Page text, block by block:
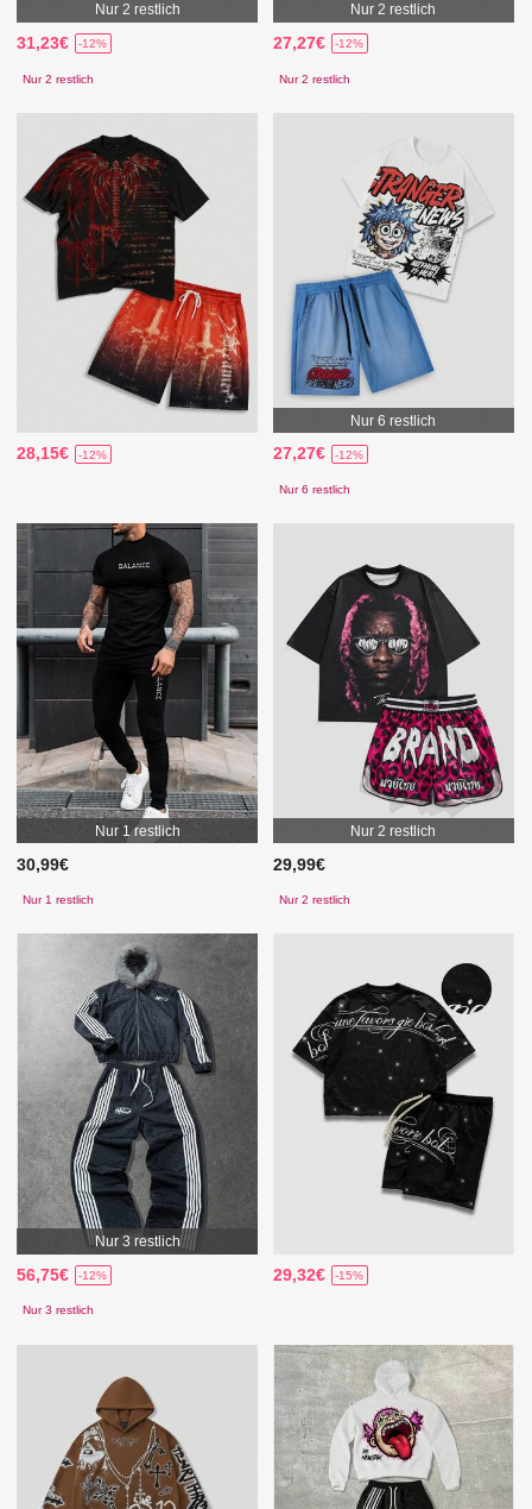
Nur 2 restlich
31,23€ -12%
Nur 2 restlich
Nur 2 restlich
27,27€ -12%
Nur 2 restlich
28,15€ -12%
Nur 6 restlich
27,27€ -12%
Nur 6 restlich
Nur 1 restlich
30,99€
Nur 1 restlich
Nur 2 restlich
29,99€
Nur 2 restlich
Nur 3 restlich
56,75€ -12%
Nur 3 restlich
29,32€ -15%